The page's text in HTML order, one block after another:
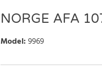
NORGE AFA
Model:9969